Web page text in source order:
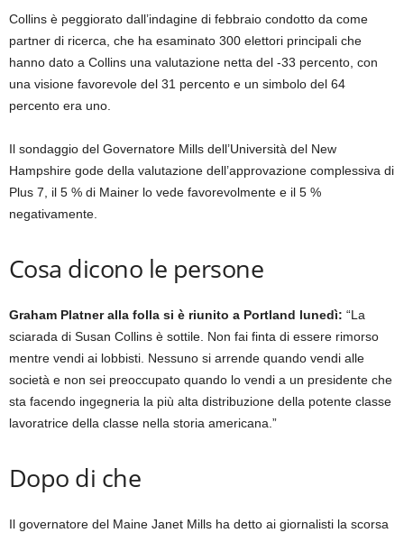
Collins è peggiorato dall’indagine di febbraio condotto da come
partner di ricerca, che ha esaminato 300 elettori principali che
hanno dato a Collins una valutazione netta del -33 percento, con
una visione favorevole del 31 percento e un simbolo del 64
percento era uno.
Il sondaggio del Governatore Mills dell’Università del New
Hampshire gode della valutazione dell’approvazione complessiva di
Plus 7, il 5 % di Mainer lo vede favorevolmente e il 5 %
negativamente.
Cosa dicono le persone
Graham Platner alla folla si è riunito a Portland lunedì: “La
sciarada di Susan Collins è sottile. Non fai finta di essere rimorso
mentre vendi ai lobbisti. Nessuno si arrende quando vendi alle
società e non sei preoccupato quando lo vendi a un presidente che
sta facendo ingegneria la più alta distribuzione della potente classe
lavoratrice della classe nella storia americana.”
Dopo di che
Il governatore del Maine Janet Mills ha detto ai giornalisti la scorsa